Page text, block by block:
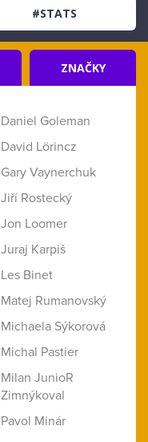
#STATS
ZNAČKY
Daniel Goleman
David Lörincz
Gary Vaynerchuk
Jiří Rostecký
Jon Loomer
Juraj Karpiš
Les Binet
Matej Rumanovský
Michaela Sýkorová
Michal Pastier
Milan JunioR
Zimnýkoval
Pavol Minár